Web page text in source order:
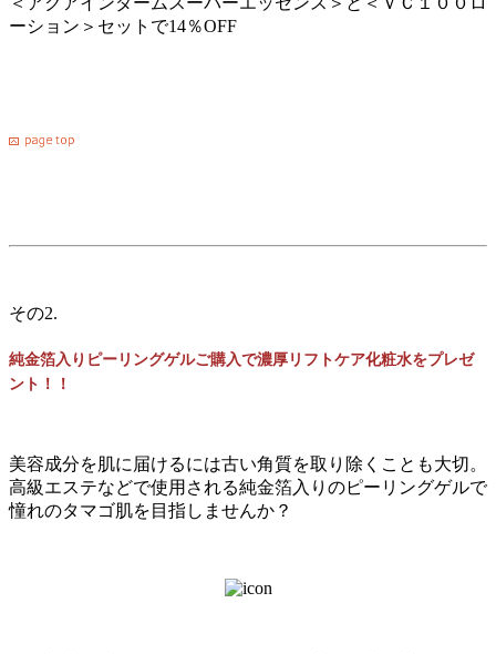
ーション＞セットで14％OFF
その2.
純金箔入りピーリングゲルご購入で濃厚リフトケア化粧水をプレゼ
ント！！
美容成分を肌に届けるには古い角質を取り除くことも大切。
高級エステなどで使用される純金箔入りのピーリングゲルで
憧れのタマゴ肌を目指しませんか？